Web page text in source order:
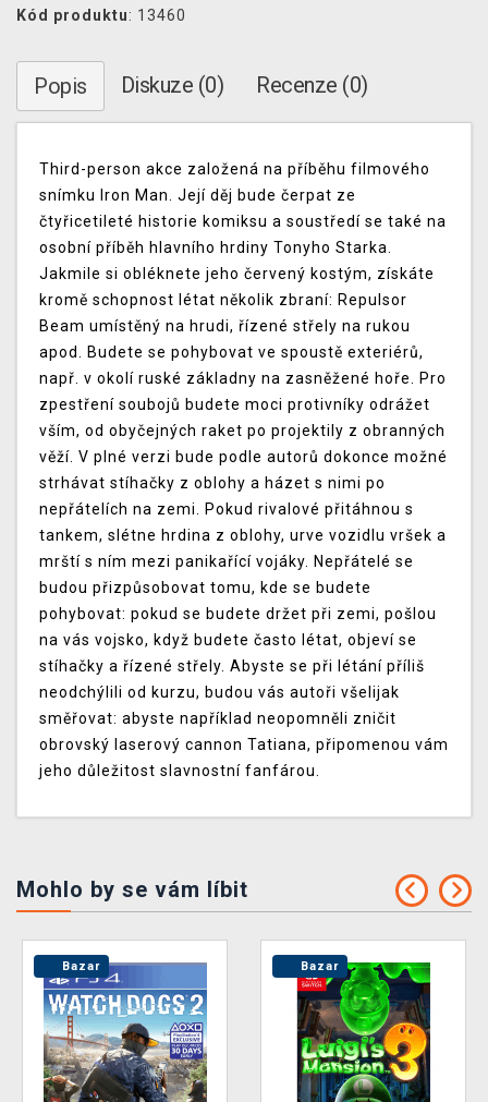
Kód produktu: 13460
Popis Diskuze (0) Recenze (0)
Third-person akce založená na příběhu filmového
snímku Iron Man. Její děj bude čerpat ze
čtyřicetileté historie komiksu a soustředí se také na
osobní příběh hlavního hrdiny Tonyho Starka.
Jakmile si obléknete jeho červený kostým, získáte
kromě schopnost létat několik zbraní: Repulsor
Beam umístěný na hrudi, řízené střely na rukou
apod. Budete se pohybovat ve spoustě exteriérů,
např. v okolí ruské základny na zasněžené hoře. Pro
zpestření soubojů budete moci protivníky odrážet
vším, od obyčejných raket po projektily z obranných
věží. V plné verzi bude podle autorů dokonce možné
strhávat stíhačky z oblohy a házet s nimi po
nepřátelích na zemi. Pokud rivalové přitáhnou s
tankem, slétne hrdina z oblohy, urve vozidlu vršek a
mrští s ním mezi panikařící vojáky. Nepřátelé se
budou přizpůsobovat tomu, kde se budete
pohybovat: pokud se budete držet při zemi, pošlou
na vás vojsko, když budete často létat, objeví se
stíhačky a řízené střely. Abyste se při létání příliš
neodchýlili od kurzu, budou vás autoři všelijak
směřovat: abyste například neopomněli zničit
obrovský laserový cannon Tatiana, připomenou vám
jeho důležitost slavnostní fanfárou.
Mohlo by se vám líbit
Bazar Bazar